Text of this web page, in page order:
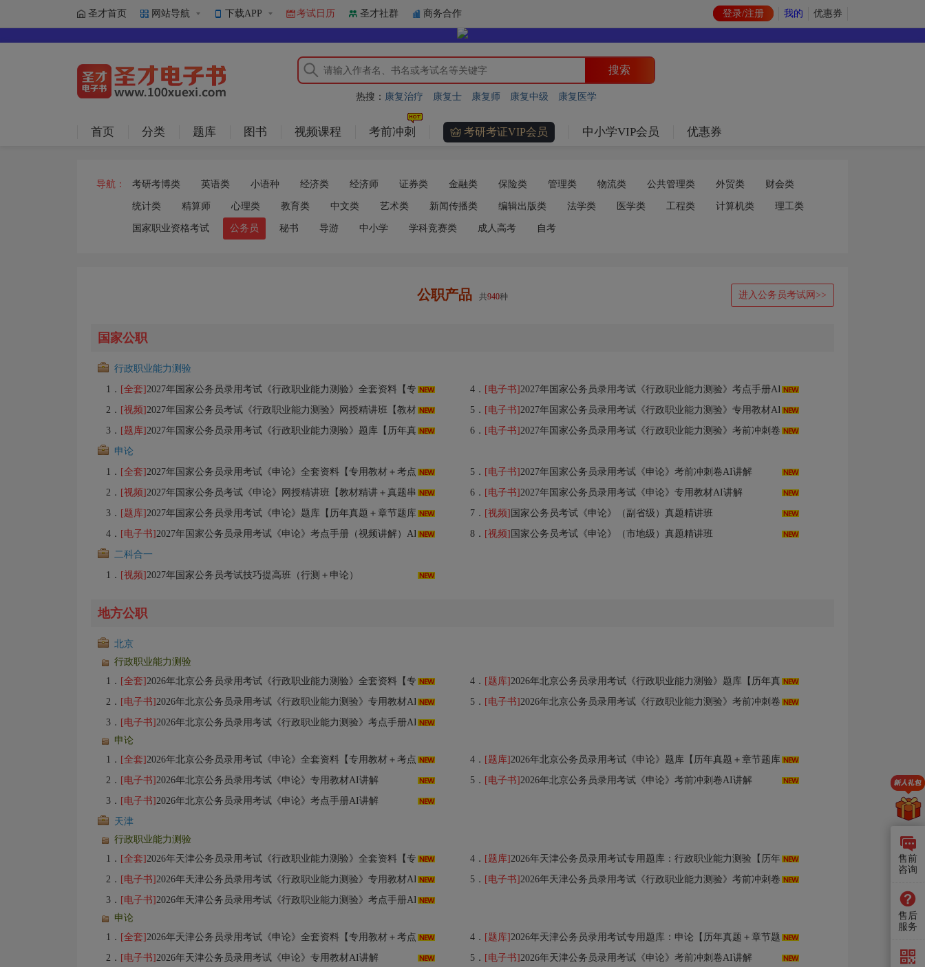
圣才首页 网站导航 下载APP 考试日历 圣才社群 商务合作 登录/注册 我的 优惠券
热搜： 康复治疗 康复士 康复师 康复中级 康复医学
首页 分类 题库 图书 视频课程 考前冲刺 考研考证VIP会员 中小学VIP会员 优惠券
导航： 考研考博类 英语类 小语种 经济类 经济师 证券类 金融类 保险类 管理类 物流类 公共管理类 外贸类 财会类
统计类 精算师 心理类 教育类 中文类 艺术类 新闻传播类 编辑出版类 法学类 医学类 工程类 计算机类 理工类
国家职业资格考试 公务员 秘书 导游 中小学 学科竞赛类 成人高考 自考
公职产品 共977种 进入公务员考试网>>
国家公职
行政职业能力测验
1． [全套]2027年国家公务员录用考试《行政职业能力测验》全套资料【专用教材＋考点手册（视频讲解）＋历年真题＋题库＋考前冲刺】 4． [电子书]2027年国家公务员录用考试《行政职业能力测验》考点手册AI讲解（部分视频讲解）
2． [视频]2027年国家公务员考试《行政职业能力测验》网授精讲班【教材精讲＋真题串讲】 5． [电子书]2027年国家公务员录用考试《行政职业能力测验》专用教材AI讲解
3． [题库]2027年国家公务员录用考试《行政职业能力测验》题库【历年真题＋章节题库】AI讲解 6． [电子书]2027年国家公务员录用考试《行政职业能力测验》考前冲刺卷AI讲解
申论
1． [全套]2027年国家公务员录用考试《申论》全套资料【专用教材＋考点手册（视频讲解）＋历年真题＋题库＋考前冲刺】 5． [电子书]2027年国家公务员录用考试《申论》考前冲刺卷AI讲解
2． [视频]2027年国家公务员考试《申论》网授精讲班【教材精讲＋真题串讲】 6． [电子书]2027年国家公务员录用考试《申论》专用教材AI讲解
3． [题库]2027年国家公务员录用考试《申论》题库【历年真题＋章节题库】AI讲解 7． [视频] 国家公务员考试《申论》（副省级）真题精讲班
4． [电子书]2027年国家公务员录用考试《申论》考点手册（视频讲解）AI讲解 8． [视频] 国家公务员考试《申论》（市地级）真题精讲班
二科合一
1． [视频]2027年国家公务员考试技巧提高班（行测＋申论）
地方公职
北京
行政职业能力测验
1． [全套]2026年北京公务员录用考试《行政职业能力测验》全套资料【专用教材＋考点手册＋历年真题＋题库＋考前冲刺】 4． [题库]2026年北京公务员录用考试《行政职业能力测验》题库【历年真题＋章节题库】AI讲解
2． [电子书]2026年北京公务员录用考试《行政职业能力测验》专用教材AI讲解 5． [电子书]2026年北京公务员录用考试《行政职业能力测验》考前冲刺卷AI讲解
3． [电子书]2026年北京公务员录用考试《行政职业能力测验》考点手册AI讲解
申论
1． [全套]2026年北京公务员录用考试《申论》全套资料【专用教材＋考点手册＋历年真题＋题库＋考前冲刺】 4． [题库]2026年北京公务员录用考试《申论》题库【历年真题＋章节题库＋模拟试题】AI讲解
2． [电子书]2026年北京公务员录用考试《申论》专用教材AI讲解 5． [电子书]2026年北京公务员录用考试《申论》考前冲刺卷AI讲解
3． [电子书]2026年北京公务员录用考试《申论》考点手册AI讲解
天津
行政职业能力测验
1． [全套]2026年天津公务员录用考试《行政职业能力测验》全套资料【专用教材＋考点手册＋历年真题＋题库＋考前冲刺】 4． [题库]2026年天津公务员录用考试专用题库：行政职业能力测验【历年真题＋章节题库＋模拟试题】AI讲解
2． [电子书]2026年天津公务员录用考试《行政职业能力测验》专用教材AI讲解 5． [电子书]2026年天津公务员录用考试《行政职业能力测验》考前冲刺卷AI讲解
3． [电子书]2026年天津公务员录用考试《行政职业能力测验》考点手册AI讲解
申论
1． [全套]2026年天津公务员录用考试《申论》全套资料【专用教材＋考点手册＋历年真题＋题库＋考前冲刺】 4． [题库]2026年天津公务员录用考试专用题库：申论【历年真题＋章节题库＋模拟试题】AI讲解
2． [电子书]2026年天津公务员录用考试《申论》专用教材AI讲解 5． [电子书]2026年天津公务员录用考试《申论》考前冲刺卷AI讲解
售前
咨询
售后
服务